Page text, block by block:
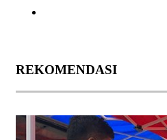
REKOMENDASI